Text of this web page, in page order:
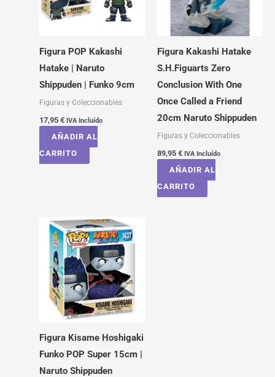
Figura POP Kakashi
Hatake | Naruto
Shippuden | Funko 9cm
Figuras y Coleccionables
17,95 € IVA Incluído
AÑADIR AL
CARRITO
Figura Kakashi Hatake
S.H.Figuarts Zero
Conclusion With One
Once Called a Friend
20cm Naruto Shippuden
Figuras y Coleccionables
89,95 € IVA Incluído
AÑADIR AL
CARRITO
Figura Kisame Hoshigaki
Funko POP Super 15cm |
Naruto Shippuden